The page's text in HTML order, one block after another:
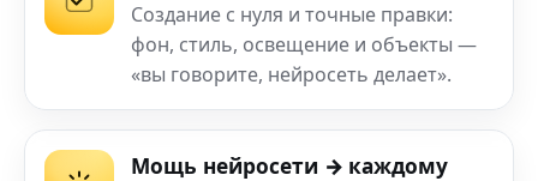
Создание с нуля и точные правки:
фон, стиль, освещение и объекты —
«вы говорите, нейросеть делает».
Мощь нейросети → каждому